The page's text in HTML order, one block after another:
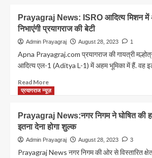
Sports
Day:
मेजर
की
रोचक
Prayagraj News: ISRO आदित्य मिशन में
निभाएंगी प्रयागराज की बेटी
Admin Prayagraj August 28, 2023 1
Apna Prayagraj.com प्रयागराज की गायत्री
आदित्य एल-1 (Aditya L-1) में अहम भूमिका में हैं. वह
Read MoreRead
more
News:
ISRO
आदित्य
प्रयागराज न्यूज़
Prayagraj News:नगर निगम ने घोषित की
इतना देना होगा शुल्क
Admin Prayagraj August 28, 2023 3
Prayagraj News नगर निगम की ओर से विस्तारित